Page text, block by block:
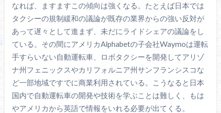
なれば、ますますこの傾向は強くなる。たとえば日本では
タクシーの規制緩和の議論が既存の業界からの強い反対が
あって遅々として進まず、未だにライドシェアの議論をし
ている。その間にアメリカAlphabetの子会社Waymoは運転
手すらいない自動運転車、ロボタクシーを開発してアリゾ
ナ州フェニックスやカリフォルニア州サンフランシスコな
ど一部地域ですでに商業利用されている。こうなると日本
国内で自動運転車の開発や技術を学ぶことは難しく、もは
やアメリカから英語で情報をいれる必要が出てくる。